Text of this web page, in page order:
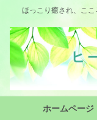
ほっこり癒され、こ
ホームページ